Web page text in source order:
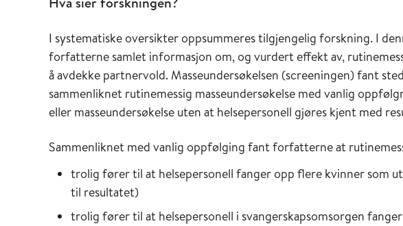
I systematiske oversikter oppsummeres tilgjengelig forskning. I
forfatterne samlet informasjon om, og vurdert effekt av,
å avdekke partnervold. Masseundersøkelsen (screeningen) fant
sammenliknet rutinemessig masseundersøkelse med vanlig
eller masseundersøkelse uten at helsepersonell gjøres kjent med
Sammenliknet med vanlig oppfølging fant forfatterne at
trolig fører til at helsepersonell fanger opp flere kvinner som
til resultatet)
trolig fører til at helsepersonell i svangerskapsomsorgen